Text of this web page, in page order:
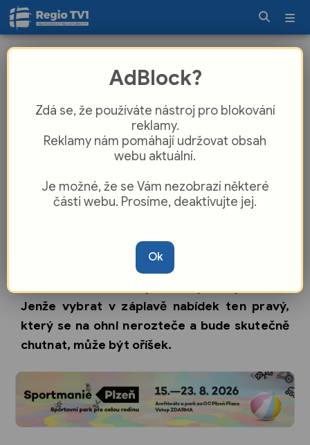
Plzeňský YouTuber hledal ty nejlepší
Sezóna táboráků a grilování je tu a k
Jenže vybrat v záplavě nabídek ten pravý,
který se na ohni nerozteče a bude skutečně
chutnat, může být oříšek.
AdBlock?
Zdá se, že používáte nástroj pro blokování
reklamy.
Reklamy nám pomáhají udržovat obsah
webu aktuální.
Je možné, že se Vám nezobrazí některé
části webu. Prosíme, deaktivujte jej.
Ok